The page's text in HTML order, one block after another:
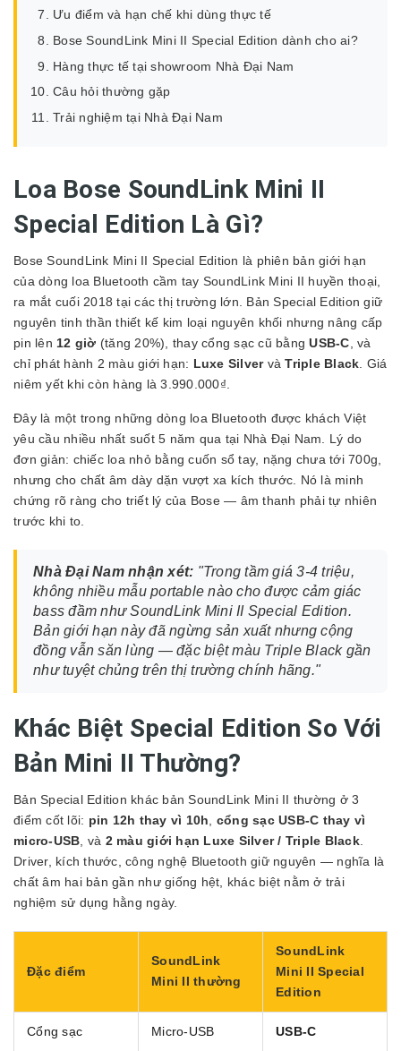
Ưu điểm và hạn chế khi dùng thực tế
Bose SoundLink Mini II Special Edition dành cho ai?
Hàng thực tế tại showroom Nhà Đại Nam
Câu hỏi thường gặp
Trải nghiệm tại Nhà Đại Nam
Loa Bose SoundLink Mini II
Special Edition Là Gì?
Bose SoundLink Mini II Special Edition là phiên bản giới hạn
của dòng loa Bluetooth cầm tay SoundLink Mini II huyền thoại,
ra mắt cuối 2018 tại các thị trường lớn. Bản Special Edition giữ
nguyên tinh thần thiết kế kim loại nguyên khối nhưng nâng cấp
pin lên 12 giờ (tăng 20%), thay cổng sạc cũ bằngUSB-C, và
chỉ phát hành 2 màu giới hạn: Luxe SilvervàTriple Black. Giá
niêm yết khi còn hàng là 3.990.000₫.
Đây là một trong những dòng loa Bluetooth được khách Việt
yêu cầu nhiều nhất suốt 5 năm qua tại Nhà Đại Nam. Lý do
đơn giản: chiếc loa nhỏ bằng cuốn sổ tay, nặng chưa tới 700g,
nhưng cho chất âm dày dặn vượt xa kích thước. Nó là minh
chứng rõ ràng cho triết lý của Bose — âm thanh phải tự nhiên
trước khi to.
Nhà Đại Nam nhận xét: "Trong tầm giá 3-4 triệu,
không nhiều mẫu portable nào cho được cảm giác
bass đầm như SoundLink Mini II Special Edition.
Bản giới hạn này đã ngừng sản xuất nhưng cộng
đồng vẫn săn lùng — đặc biệt màu Triple Black gần
như tuyệt chủng trên thị trường chính hãng."
Khác Biệt Special Edition So Với
Bản Mini II Thường?
Bản Special Edition khác bản SoundLink Mini II thường ở 3
điểm cốt lõi: pin 12h thay vì 10h, cổng sạc USB-C thay vì
micro-USB, và 2 màu giới hạn Luxe Silver / Triple Black.
Driver, kích thước, công nghệ Bluetooth giữ nguyên — nghĩa là
chất âm hai bản gần như giống hệt, khác biệt nằm ở trải
nghiệm sử dụng hằng ngày.
Đặc điểm
SoundLink
Mini II thường
SoundLink
Mini II Special
Edition
Cổng sạc Micro-USB USB-C